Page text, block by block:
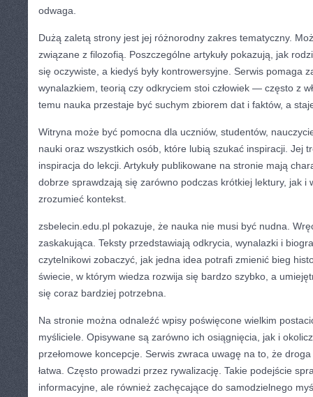
odwaga.
Dużą zaletą strony jest jej różnorodny zakres tematyczny.
związane z filozofią. Poszczególne artykuły pokazują, jak
się oczywiste, a kiedyś były kontrowersyjne. Serwis pomaga
wynalazkiem, teorią czy odkryciem stoi człowiek — często z
temu nauka przestaje być suchym zbiorem dat i faktów, a
Witryna może być pomocna dla uczniów, studentów,
nauki oraz wszystkich osób, które lubią szukać inspiracji. Jej
inspiracja do lekcji. Artykuły publikowane na stronie mają
dobrze sprawdzają się zarówno podczas krótkiej lektury, jak i
zrozumieć kontekst.
zsbelecin.edu.pl pokazuje, że nauka nie musi być nudna.
zaskakująca. Teksty przedstawiają odkrycia, wynalazki i
czytelnikowi zobaczyć, jak jedna idea potrafi zmienić bieg
świecie, w którym wiedza rozwija się bardzo szybko, a
się coraz bardziej potrzebna.
Na stronie można odnaleźć wpisy poświęcone wielkim
myśliciele. Opisywane są zarówno ich osiągnięcia, jak i
przełomowe koncepcje. Serwis zwraca uwagę na to, że
łatwa. Często prowadzi przez rywalizację. Takie podejście
informacyjne, ale również zachęcające do samodzielnego